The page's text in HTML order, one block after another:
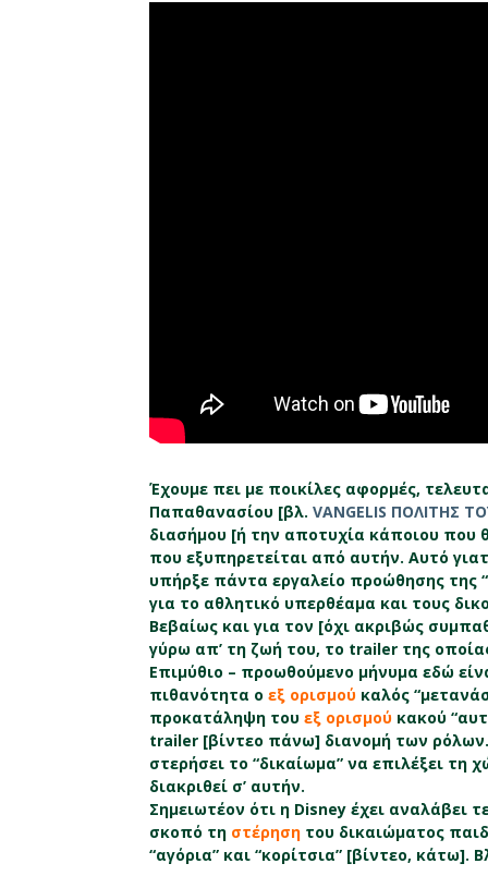
Έχουμε πει με ποικίλες αφορμές,
Παπαθανασίου [βλ. VANGELIS ΠΟΛΙΤΗΣ
διασήμου [ή την αποτυχία κάποιου που
που εξυπηρετείται από αυτήν. Αυτό
υπήρξε πάντα εργαλείο προώθησης της
για το αθλητικό υπερθέαμα και τους
Βεβαίως και για τον [όχι ακριβώς
γύρω απ’ τη ζωή του, το trailer της
Επιμύθιο – προωθούμενο μήνυμα εδώ
πιθανότητα ο εξ ορισμού καλός
προκατάληψη του εξ ορισμού κακού
trailer [βίντεο πάνω] διανομή των
στερήσει το “δικαίωμα” να επιλέξει τη
διακριθεί σ’ αυτήν.
Σημειωτέον ότι η Disney έχει αναλάβει
σκοπό τη στέρηση του δικαιώματος
“αγόρια” και “κορίτσια” [βίντεο, κάτω].